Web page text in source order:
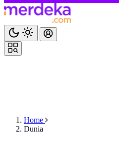
Home
Dunia